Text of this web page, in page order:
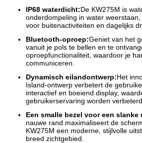
IP68 waterdicht:De KW275M is
onderdompeling in water
voor buitenactiviteiten en dagelijks
Bluetooth-oproep:Geniet van het
vanuit je pols te bellen en te
oproepfunctionaliteit, waardoor je
communiceren.
Dynamisch eilandontwerp:Het
Island-ontwerp verbetert de
interactief en boeiend display,
gebruikerservaring worden verbeterd.
Een smalle bezel voor een
nauwe rand maximaliseert de
KW275M een moderne, stijlvolle
breed zichtgebied.